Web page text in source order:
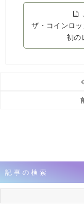
ザ・コインロ
初の
記事の検索